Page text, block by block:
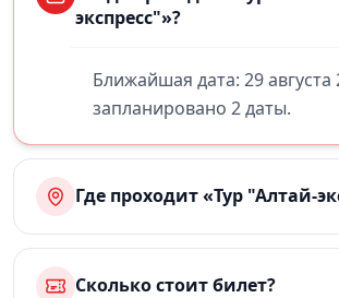
экспресс"»?
Ближайшая дата: 29 августа
запланировано 2 даты.
Где проходит «Тур "Алтай-
Сколько стоит билет?